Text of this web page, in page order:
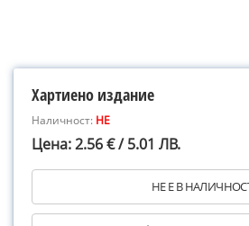
Хартиено издание
Наличност: НЕ
Цена: 2.56 € / 5.01 ЛВ.
НЕ Е В